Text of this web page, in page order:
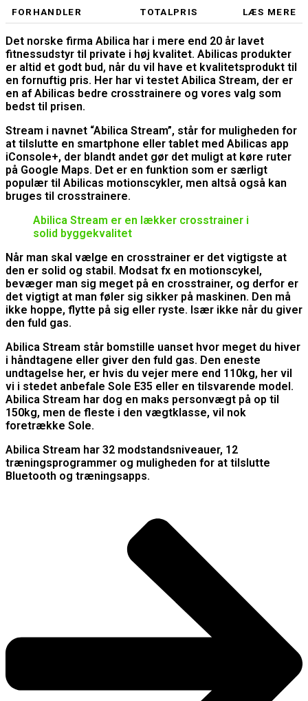
FORHANDLER TOTALPRIS LÆS MERE
Det norske firma Abilica har i mere end 20 år lavet
fitnessudstyr til private i høj kvalitet. Abilicas produkter
er altid et godt bud, når du vil have et kvalitetsprodukt til
en fornuftig pris. Her har vi testet Abilica Stream, der er
en af Abilicas bedre crosstrainere og vores valg som
bedst til prisen.
Stream i navnet “Abilica Stream”, står for muligheden for
at tilslutte en smartphone eller tablet med Abilicas app
iConsole+, der blandt andet gør det muligt at køre ruter
på Google Maps. Det er en funktion som er særligt
populær til Abilicas motionscykler, men altså også kan
bruges til crosstrainere.
Abilica Stream er en lækker crosstrainer i
solid byggekvalitet
Når man skal vælge en crosstrainer er det vigtigste at
den er solid og stabil. Modsat fx en motionscykel,
bevæger man sig meget på en crosstrainer, og derfor er
det vigtigt at man føler sig sikker på maskinen. Den må
ikke hoppe, flytte på sig eller ryste. Især ikke når du giver
den fuld gas.
Abilica Stream står bomstille uanset hvor meget du hiver
i håndtagene eller giver den fuld gas. Den eneste
undtagelse her, er hvis du vejer mere end 110kg, her vil
vi i stedet anbefale Sole E35 eller en tilsvarende model.
Abilica Stream har dog en maks personvægt på op til
150kg, men de fleste i den vægtklasse, vil nok
foretrække Sole.
Abilica Stream har 32 modstandsniveauer, 12
træningsprogrammer og muligheden for at tilslutte
Bluetooth og træningsapps.